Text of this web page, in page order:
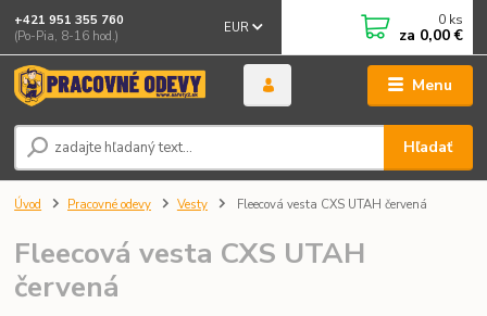
Menu
EUR
Hľadať
+421 951 355 760
(Po-Pia, 8-16 hod.)
0 ks
za 0,00 €
Úvod Pracovné odevy Vesty Fleecová vesta CXS UTAH červená
Fleecová vesta CXS UTAH
červená